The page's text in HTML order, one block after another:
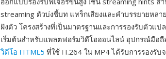
streaming ตัวบ่งชี้บท แทร็กเสียงและคำบรรยายหล
ฝังตัว โครงสร้างที่เป็นมาตรฐานและการรองรับตัวแ
เริ่มต้นสำหรับแพลตฟอร์มวิดีโอออนไลน์ อุปกรณ์มือ
วิดีโอ HTML5 ที่ใช้ H.264 ใน MP4 ได้รับการรองรับ